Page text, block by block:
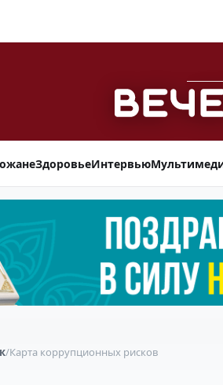
ЗдоровьеИнтервью
/Карта коррупционных рисков